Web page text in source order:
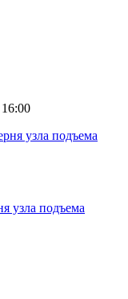
узла подъема